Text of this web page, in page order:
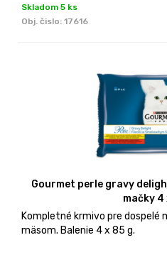
Skladom 5 ks
Obj. čislo: 17616
Gourmet perle gravy
mačky 4
Kompletné krmivo pre dospelé
mäsom. Balenie 4 x 85 g.